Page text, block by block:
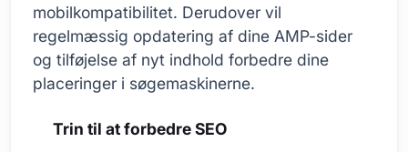
mobilkompatibilitet. Derudover vil
regelmæssig opdatering af dine AMP-sider
og tilføjelse af nyt indhold forbedre dine
placeringer i søgemaskinerne.
Trin til at forbedre SEO